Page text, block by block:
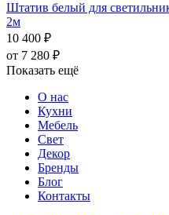
Штатив белый для
2м
10 400 ₽
от 7 280 ₽
Показать ещё
О нас
Кухни
Мебель
Свет
Декор
Бренды
Блог
Контакты